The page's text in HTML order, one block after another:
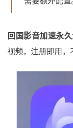
回国影音加速永
视频，注册即用，